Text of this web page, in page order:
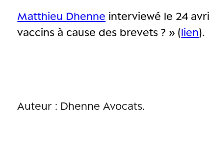
Matthieu Dhenne interviewé le 24
vaccins à cause des brevets ? » (lien).
Auteur : Dhenne Avocats.